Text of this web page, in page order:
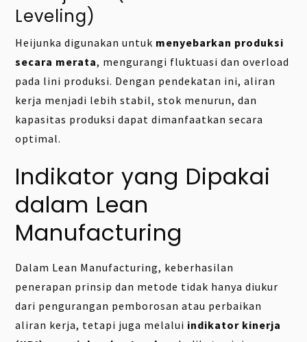
Leveling)
Heijunka digunakan untuk menyebarkan produksi
secara merata, mengurangi fluktuasi dan overload
pada lini produksi. Dengan pendekatan ini, aliran
kerja menjadi lebih stabil, stok menurun, dan
kapasitas produksi dapat dimanfaatkan secara
optimal.
Indikator yang Dipakai
dalam Lean
Manufacturing
Dalam Lean Manufacturing, keberhasilan
penerapan prinsip dan metode tidak hanya diukur
dari pengurangan pemborosan atau perbaikan
aliran kerja, tetapi juga melalui indikator kinerja